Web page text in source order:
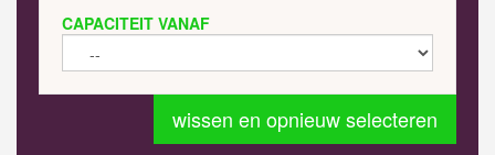
CAPACITEIT VANAF
wissen en opnieuw selecteren